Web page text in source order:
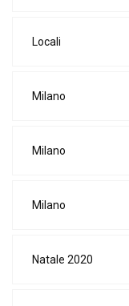
Locali
Milano
Milano
Milano
Natale 2020